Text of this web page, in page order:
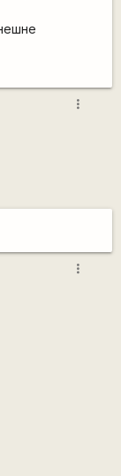
more_vert
more_vert